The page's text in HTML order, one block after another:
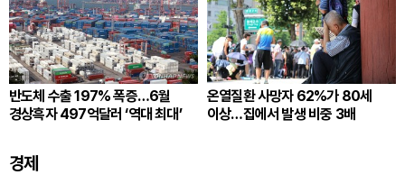
반도체 수출 197% 폭증…6월
경상흑자 497억달러 ‘역대 최대’
온열질환 사망자 62%가 80세
이상…집에서 발생 비중 3배
경제